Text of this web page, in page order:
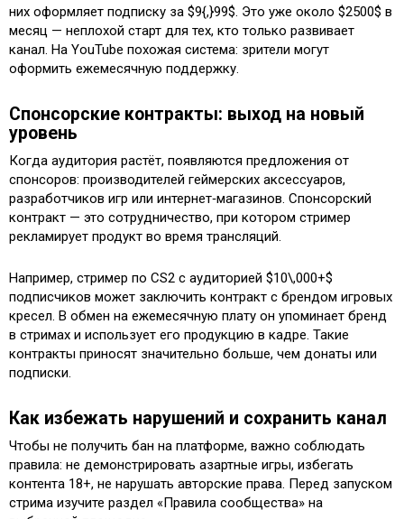
них оформляет подписку за $9{,}99$. Это уже около $2500$ в
месяц — неплохой старт для тех, кто только развивает
канал. На YouTube похожая система: зрители могут
оформить ежемесячную поддержку.
Спонсорские контракты: выход на новый
уровень
Когда аудитория растёт, появляются предложения от
спонсоров: производителей геймерских аксессуаров,
разработчиков игр или интернет‑магазинов. Спонсорский
контракт — это сотрудничество, при котором стример
рекламирует продукт во время трансляций.
Например, стример по CS2 с аудиторией $10\,000+$
подписчиков может заключить контракт с брендом игровых
кресел. В обмен на ежемесячную плату он упоминает бренд
в стримах и использует его продукцию в кадре. Такие
контракты приносят значительно больше, чем донаты или
подписки.
Как избежать нарушений и сохранить канал
Чтобы не получить бан на платформе, важно соблюдать
правила: не демонстрировать азартные игры, избегать
контента 18+, не нарушать авторские права. Перед запуском
стрима изучите раздел «Правила сообщества» на